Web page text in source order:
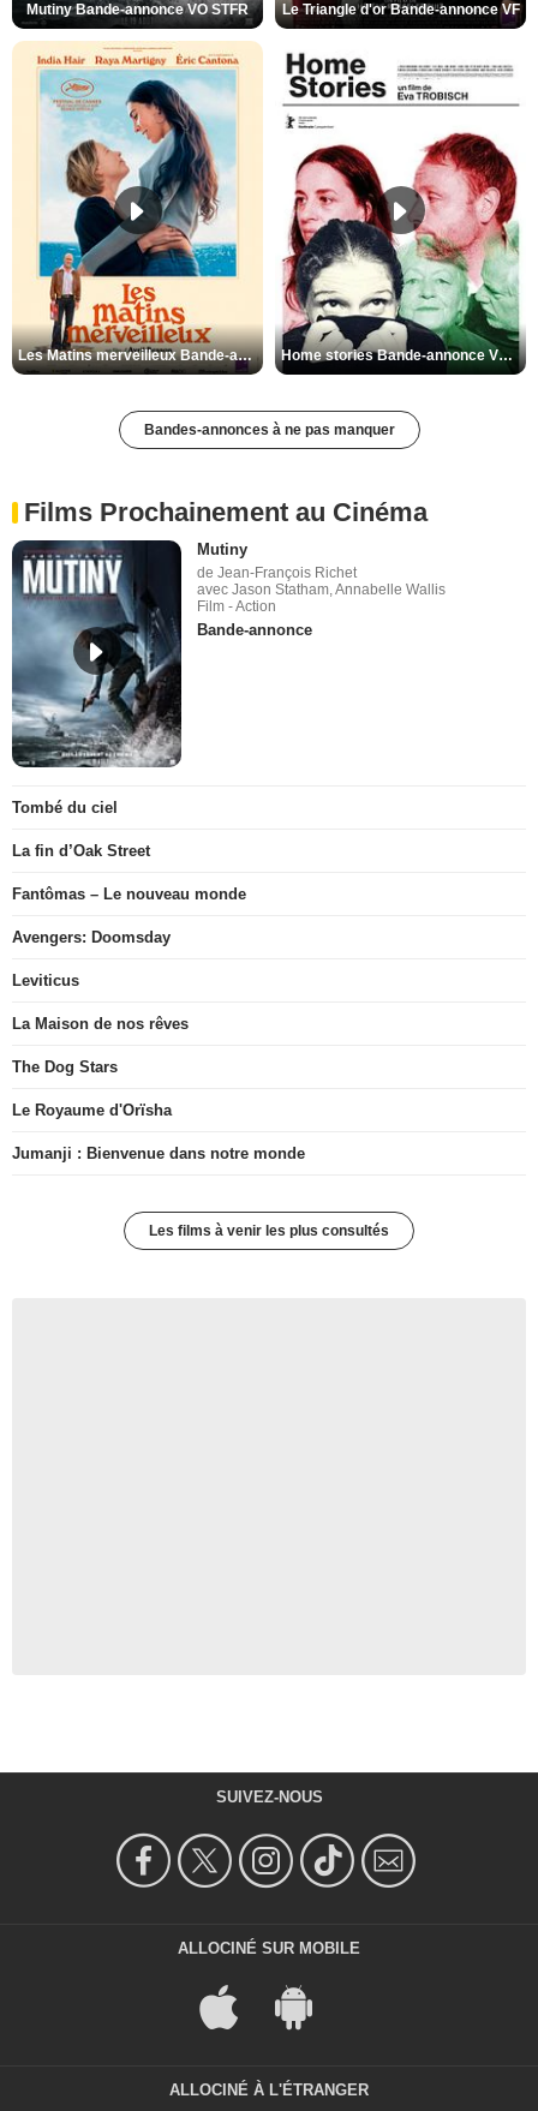
Mutiny Bande-annonce VO STFR Le Triangle d'or Bande-annonce VF
Les Matins merveilleux Bande-annonce VF Home stories Bande-annonce VO STFR
Bandes-annonces à ne pas manquer
Films Prochainement au Cinéma
Mutiny
de Jean-François Richet
avec Jason Statham, Annabelle Wallis
Film - Action
Bande-annonce
Tombé du ciel
La fin d’Oak Street
Fantômas – Le nouveau monde
Avengers: Doomsday
Leviticus
La Maison de nos rêves
The Dog Stars
Le Royaume d'Orïsha
Jumanji : Bienvenue dans notre monde
Les films à venir les plus consultés
SUIVEZ-NOUS
ALLOCINÉ SUR MOBILE
ALLOCINÉ À L'ÉTRANGER